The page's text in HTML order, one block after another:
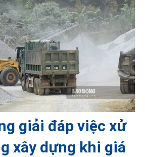
giải đáp việc xử
xây dựng khi giá